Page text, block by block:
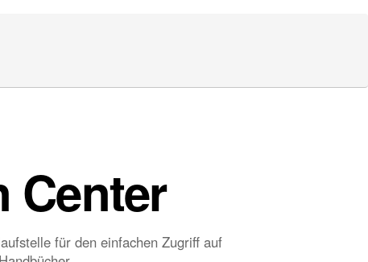
Center
für den einfachen Zugriff auf